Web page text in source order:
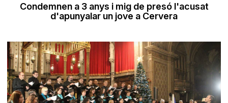
Condemnen a 3 anys i mig de presó l'acusat
d'apunyalar un jove a Cervera